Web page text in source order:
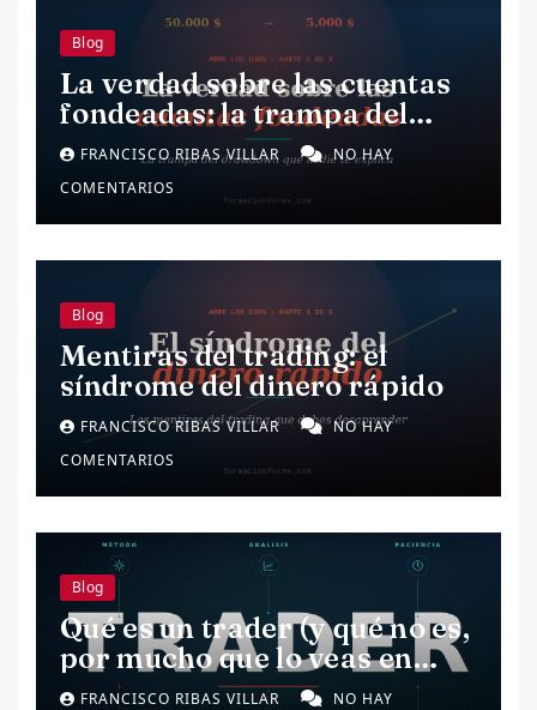
Blog
La verdad sobre las cuentas
fondeadas: la trampa del
drawdown.
FRANCISCO RIBAS VILLAR
NO HAY
COMENTARIOS
Blog
Mentiras del trading: el
síndrome del dinero rápido
FRANCISCO RIBAS VILLAR
NO HAY
COMENTARIOS
Blog
Qué es un trader (y qué no es,
por mucho que lo veas en
redes)
FRANCISCO RIBAS VILLAR
NO HAY